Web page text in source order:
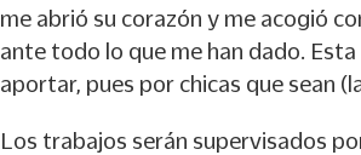
me abrió su corazón y me acogió
ante todo lo que me han dado.
aportar, pues por chicas que sean
Los trabajos serán supervisados